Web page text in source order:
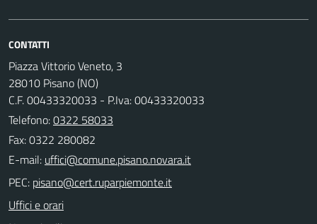
CONTATTI
Piazza Vittorio Veneto, 3
28010 Pisano (NO)
C.F. 00433320033 - P.Iva: 00433320033
Telefono:0322 58033
Fax: 0322 280082
E-mail:
PEC:
Uffici e orari